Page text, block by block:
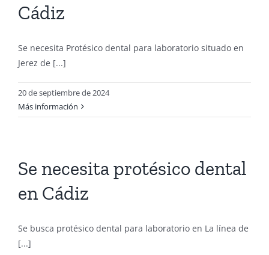
Cádiz
Se necesita Protésico dental para laboratorio situado en
Jerez de [...]
20 de septiembre de 2024
Más información
Se necesita protésico dental
en Cádiz
Se busca protésico dental para laboratorio en La línea de
[...]